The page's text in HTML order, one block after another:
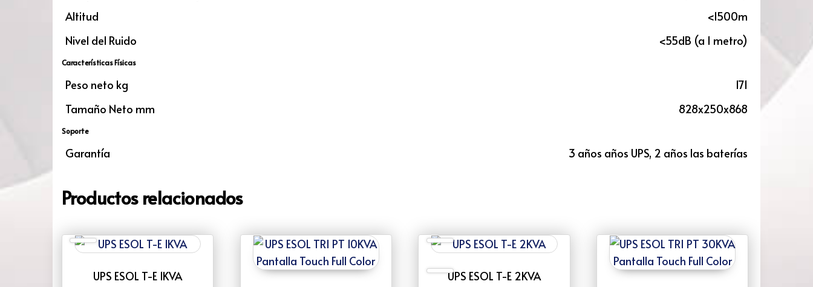
Altitud
<1500m
Nivel del Ruido
<55dB (a 1 metro)
Características Físicas
Peso neto kg
171
Tamaño Neto mm
828x250x868
Soporte
Garantía 3 años años UPS, 2 años las baterías
Productos relacionados
UPS ESOL T-E 1KVA
UPS ESOL T-E 2KVA